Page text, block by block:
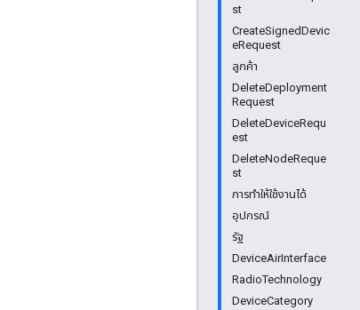
st
CreateSignedDevic
eRequest
ลูกค้า
DeleteDeployment
Request
DeleteDeviceRequ
est
DeleteNodeReque
st
การทำให้ใช้งานได้
อุปกรณ์
รัฐ
DeviceAirInterface
RadioTechnology
DeviceCategory